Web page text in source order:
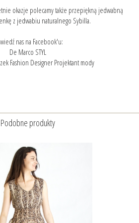
okazje polecamy także przepiękną jedwabną
z jedwabiu naturalnego Sybilla.
nas na Facebook'u:
De Marco STYL
Fashion Designer Projektant mody
Podobne produkty